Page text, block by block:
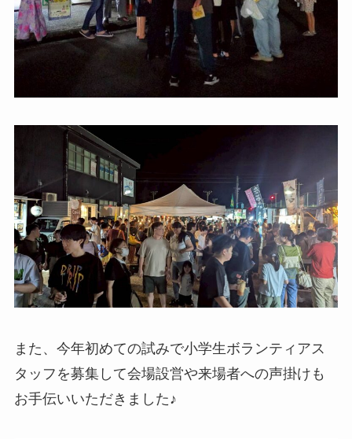
また、今年初めての試みで小学生ボランティアス
タッフを募集して会場設営や来場者への声掛けも
お手伝いいただきました♪